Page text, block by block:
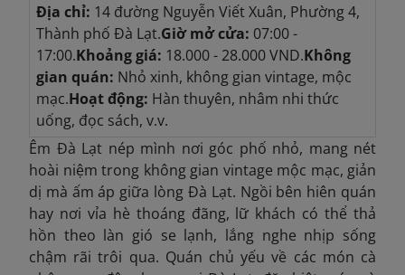
Địa chỉ: 14 đường Nguyễn Viết Xuân, Phường 4,
Thành phố Đà Lạt.Giờ mở cửa: 07:00 -
17:00.Khoảng giá: 18.000 - 28.000 VND.Không
gian quán: Nhỏ xinh, không gian vintage, mộc
mạc.Hoạt động: Hàn thuyên, nhâm nhi thức
uống, đọc sách, v.v.
Êm Đà Lạt nép mình nơi góc phố nhỏ, mang nét
hoài niệm trong không gian vintage mộc mạc, giản
dị mà ấm áp giữa lòng Đà Lạt. Ngồi bên hiên quán
hay nơi vỉa hè thoáng đãng, lữ khách có thể thả
hồn theo làn gió se lạnh, lắng nghe nhịp sống
chậm rãi trôi qua. Quán chủ yếu về các món cà